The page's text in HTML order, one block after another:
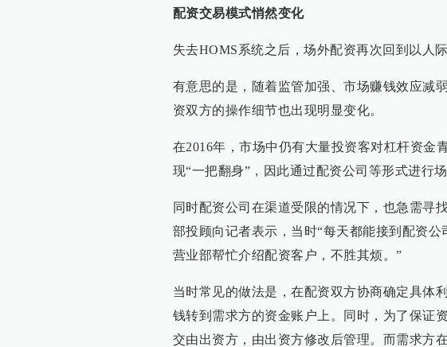
配资交易模式悄然变化
失去HOMS系统之后，场外配资再次回到以人
有意思的是，随着监管加强、市场赚钱效应减
资双方的操作细节也出现明显变化。
在2016年，市场中仍有大量投资客对杠杆资金
现“一把翻身”，因此通过配资公司等形式进行
同时配资公司在渠道受限的情况下，也急需寻
部投顾向记者表示，当时“每天都能接到配资
营业部帮忙介绍配资客户，不胜其烦。”
当时常见的做法是，在配资双方协商确定具体
钱转到需求方的资金账户上。同时，为了保证
交由出资方，由出资方修改后管理。而需求方